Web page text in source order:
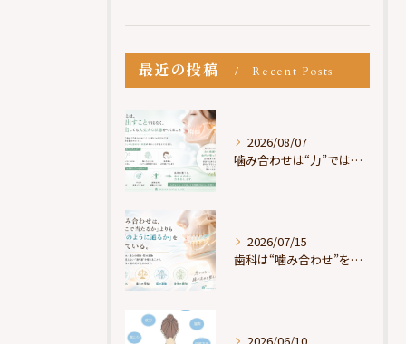
最近の投稿 Recent Posts
2026/08/07
噛み合わせは“力”ではなく“許可”である
2026/07/15
歯科は“噛み合わせ”を見ているが、身体は“通り道”を見ている